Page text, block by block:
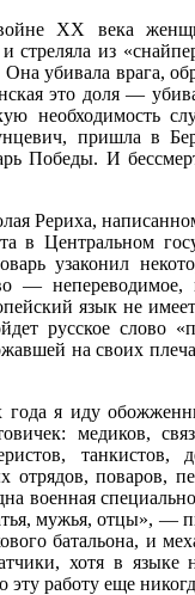
XX века
стреляла из
убивала врага,
это доля —
необходимость
пришла в
Победы. И
Рериха,
в Центральном
узаконил
— непереводимое,
язык не
русское слово
на своих
я иду
медиков,
отрядов, поваров,
военная
мужья, отцы», —
батальона, и
хотя в языке
эту работу еще